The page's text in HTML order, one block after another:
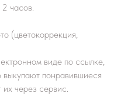
часов.
(цветокоррекция,
виде по ссылке,
выкупают понравившиеся
через сервис.